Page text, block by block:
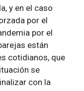
y en el caso
por el
por el
están
cotidianos, que
se
con la